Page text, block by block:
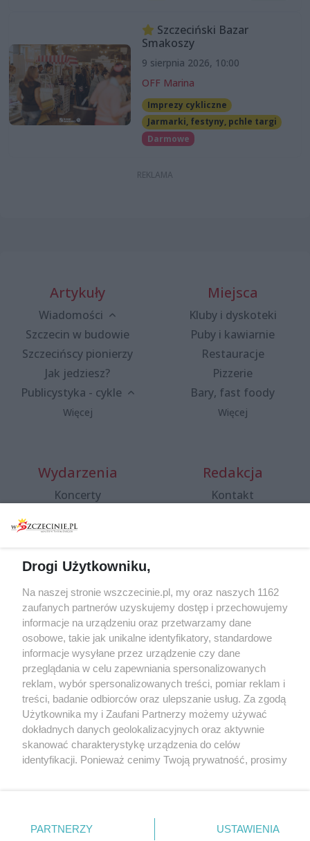
Szczeciński Bazar
Smakoszy
9 sierpnia 2026, 10:00
OFF Marina
Imprezy cykliczne
Jarmarki, festyny, pchle targi
Darmowe
Artykuły
Wiadomości
Szczecin w budowie
Szczecińscy pionierzy
Jak jedziesz?
Publicystyka - cykle
Więcej
Miejsca
Kluby i dyskoteki
Puby i kawiarnie
Restauracje
Pizzerie
Bary, fast foody
Więcej
Wydarzenia
Koncerty
Spacery i oprowadzania
targi
Wernisaże
Więcej
Redakcja
Kontakt
Specjalny koncert z okazji
20. urodzin portalu
wSzczecinie.pl
Regulamin konkursów
śniadaniówka "Hej
Szczecin! Jest piątek!"
Partnerzy
Praca Szczecin
Drogi Użytkowniku,
Na naszej stronie wszczecinie.pl, my oraz naszych 1162
zaufanych partnerów uzyskujemy dostęp i przechowujemy
informacje na urządzeniu oraz przetwarzamy dane
osobowe, takie jak unikalne identyfikatory, standardowe
informacje wysyłane przez urządzenie czy dane
przeglądania w celu zapewniania spersonalizowanych
reklam, wybór spersonalizowanych treści, pomiar reklam i
treści, badanie odbiorców oraz ulepszanie usług. Za zgodą
Użytkownika my i Zaufani Partnerzy możemy używać
dokładnych danych geolokalizacyjnych oraz aktywnie
skanować charakterystykę urządzenia do celów
identyfikacji. Ponieważ cenimy Twoją prywatność, prosimy
prywatności znajdujący się w lewym dolnym rogu strony
. Niektóre rodzaje przetwarzania danych nie wymagają
PARTNERZY USTAWIENIA